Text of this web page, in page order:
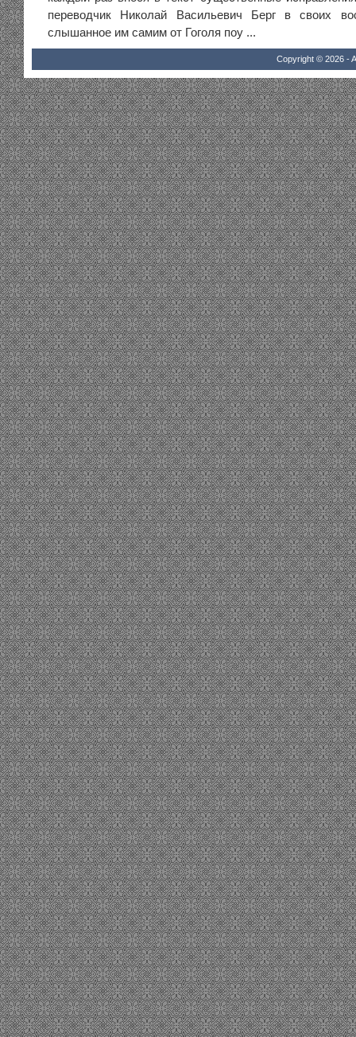
переводчик Николай Васильевич Берг в своих
слышанное им самим от Гоголя поу ...
Copyright © 2026 -